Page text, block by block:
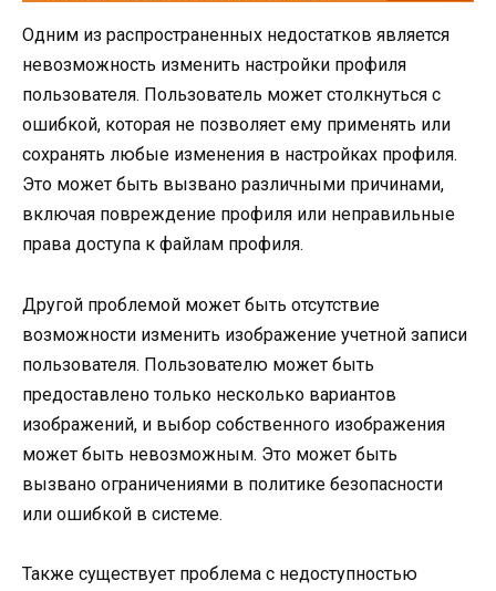
Одним из распространенных недостатков является
невозможность изменить настройки профиля
пользователя. Пользователь может столкнуться с
ошибкой, которая не позволяет ему применять или
сохранять любые изменения в настройках профиля.
Это может быть вызвано различными причинами,
включая повреждение профиля или неправильные
права доступа к файлам профиля.
Другой проблемой может быть отсутствие
возможности изменить изображение учетной записи
пользователя. Пользователю может быть
предоставлено только несколько вариантов
изображений, и выбор собственного изображения
может быть невозможным. Это может быть
вызвано ограничениями в политике безопасности
или ошибкой в системе.
Также существует проблема с недоступностью